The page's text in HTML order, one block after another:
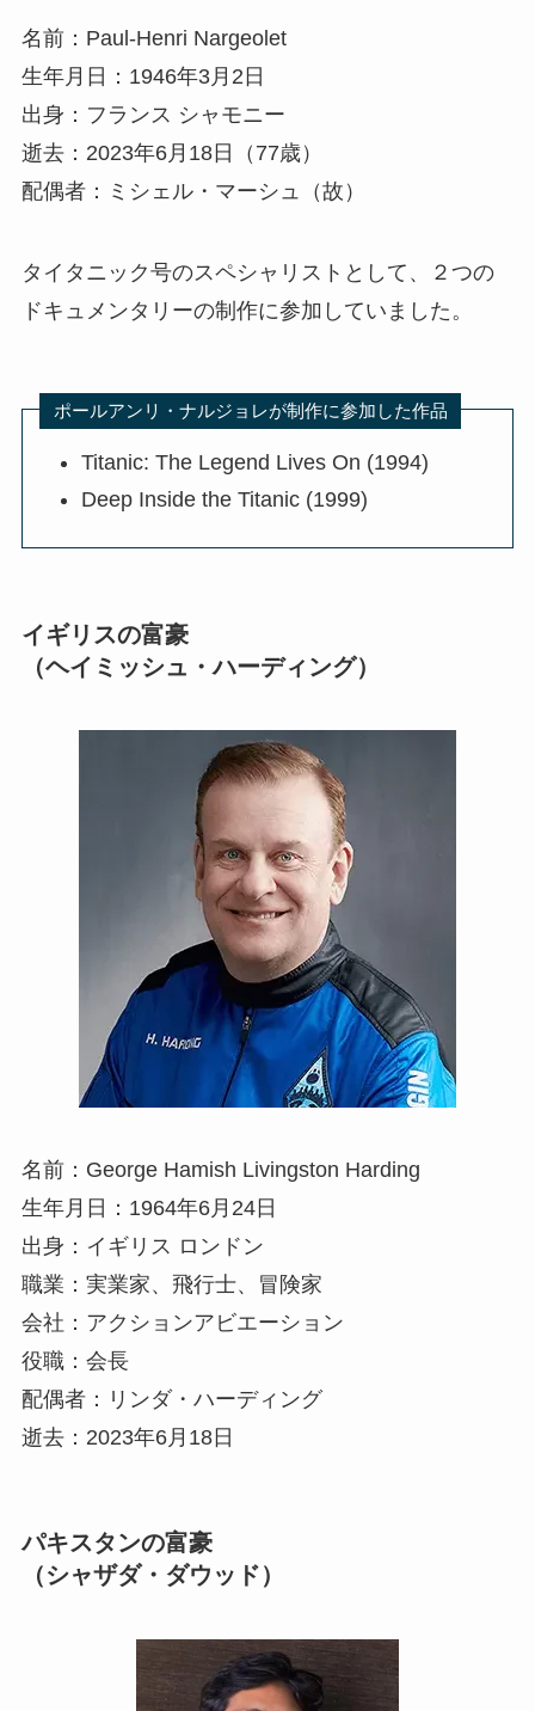
名前：Paul-Henri Nargeolet
生年月日：1946年3月2日
出身：フランス シャモニー
逝去：2023年6月18日（77歳）
配偶者：ミシェル・マーシュ（故）
タイタニック号のスペシャリストとして、２つの
ドキュメンタリーの制作に参加していました。
ポールアンリ・ナルジョレが制作に参加した作品
Titanic: The Legend Lives On (1994)
Deep Inside the Titanic (1999)
イギリスの富豪
（ヘイミッシュ・ハーディング）
名前：George Hamish Livingston Harding
生年月日：1964年6月24日
出身：イギリス ロンドン
職業：実業家、飛行士、冒険家
会社：アクションアビエーション
役職：会長
配偶者：リンダ・ハーディング
逝去：2023年6月18日
パキスタンの富豪
（シャザダ・ダウッド）